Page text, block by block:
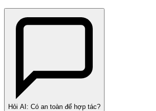
Hỏi AI: Có an toàn để hợp tác?